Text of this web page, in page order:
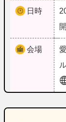
日時
会場